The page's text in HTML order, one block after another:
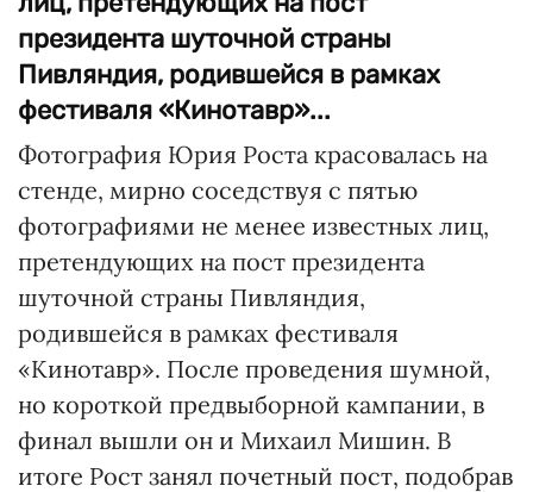
президента шуточной страны
Пивляндия, родившейся в рамках
фестиваля «Кинотавр»...
Фотография Юрия Роста красовалась на
стенде, мирно соседствуя с пятью
фотографиями не менее известных лиц,
претендующих на пост президента
шуточной страны Пивляндия,
родившейся в рамках фестиваля
«Кинотавр». После проведения шумной,
но короткой предвыборной кампании, в
финал вышли он и Михаил Мишин. В
итоге Рост занял почетный пост, подобрав